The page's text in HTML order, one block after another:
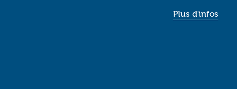
Plus d'infos